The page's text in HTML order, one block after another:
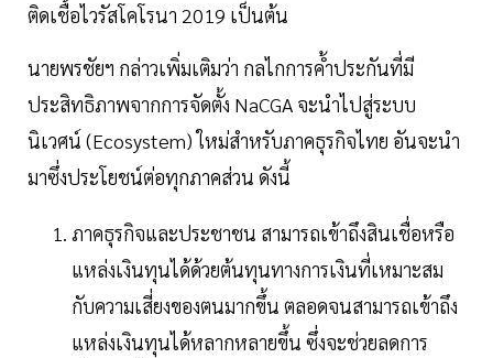
ติดเชื้อไวรัสโคโรนา 2019 เป็นต้น
นายพรชัยฯ กล่าวเพิ่มเติมว่า กลไกการค้ำประกันที่มี
ประสิทธิภาพจากการจัดตั้ง NaCGA จะนำไปสู่ระบบ
นิเวศน์ (Ecosystem) ใหม่สำหรับภาคธุรกิจไทย อันจะนำ
มาซึ่งประโยชน์ต่อทุกภาคส่วน ดังนี้
ภาคธุรกิจและประชาชน สามารถเข้าถึงสินเชื่อหรือ
แหล่งเงินทุนได้ด้วยต้นทุนทางการเงินที่เหมาะสม
กับความเสี่ยงของตนมากขึ้น ตลอดจนสามารถเข้าถึง
แหล่งเงินทุนได้หลากหลายขึ้น ซึ่งจะช่วยลดการ